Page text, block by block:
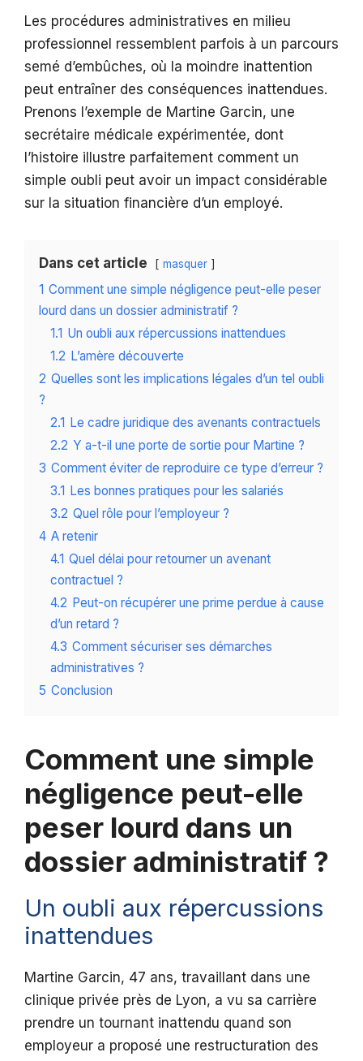
Les procédures administratives en milieu
professionnel ressemblent parfois à un parcours
semé d’embûches, où la moindre inattention
peut entraîner des conséquences inattendues.
Prenons l’exemple de Martine Garcin, une
secrétaire médicale expérimentée, dont
l’histoire illustre parfaitement comment un
simple oubli peut avoir un impact considérable
sur la situation financière d’un employé.
Dans cet article masquer
1 Comment une simple négligence peut-elle peser
lourd dans un dossier administratif ?
1.1 Un oubli aux répercussions inattendues
1.2 L’amère découverte
2 Quelles sont les implications légales d’un tel oubli
?
2.1 Le cadre juridique des avenants contractuels
2.2 Y a-t-il une porte de sortie pour Martine ?
3 Comment éviter de reproduire ce type d’erreur ?
3.1 Les bonnes pratiques pour les salariés
3.2 Quel rôle pour l’employeur ?
4 A retenir
4.1 Quel délai pour retourner un avenant
contractuel ?
4.2 Peut-on récupérer une prime perdue à cause
d’un retard ?
4.3 Comment sécuriser ses démarches
administratives ?
5 Conclusion
Comment une simple
négligence peut-elle
peser lourd dans un
dossier administratif ?
Un oubli aux répercussions
inattendues
Martine Garcin, 47 ans, travaillant dans une
clinique privée près de Lyon, a vu sa carrière
prendre un tournant inattendu quand son
employeur a proposé une restructuration des